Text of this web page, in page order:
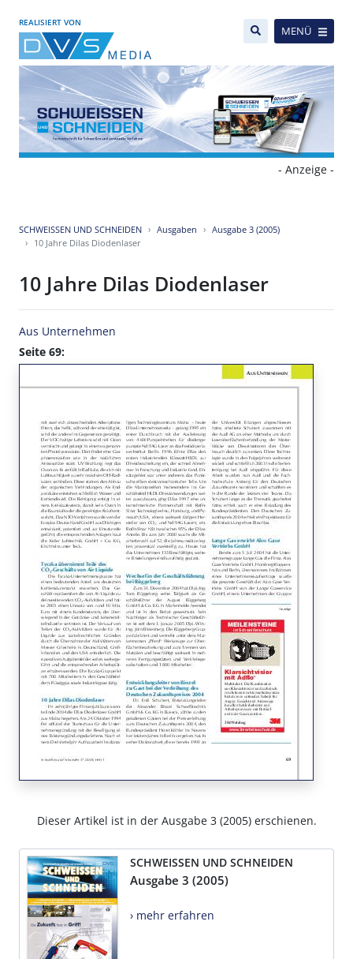
REALISIERT VON
MENÜ
- Anzeige -
SCHWEISSEN UND SCHNEIDEN Ausgaben
Ausgabe 3 (2005)
10 Jahre Dilas Diodenlaser
10 Jahre Dilas Diodenlaser
Aus Unternehmen
Seite 69:
Dieser Artikel ist in der Ausgabe 3 (2005) erschienen.
SCHWEISSEN UND SCHNEIDEN
Ausgabe 3 (2005)
› mehr erfahren